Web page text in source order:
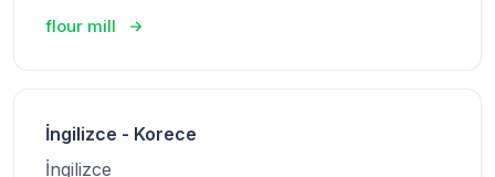
flour mill
İngilizce - Korece
İngilizce